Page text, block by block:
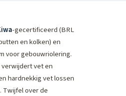
-gecertificeerd (BRL
en kolken) en
voor gebouwriolering.
verwijdert vet en
hardnekkig vet lossen
Twijfel over de